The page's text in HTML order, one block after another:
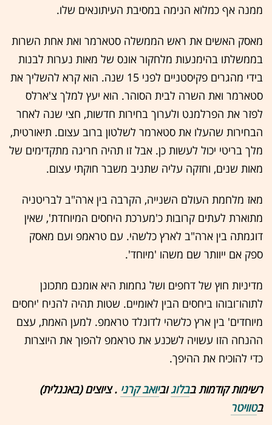
ממנה אף כמלוא הנימה במסיבת העיתונאים שלו.
מאסק האשים את ראש הממשלה סטארמר ואת אחת השרות
בממשלתו בהימנעות מלחקור אונס של מאות נערות לבנות
בידי מהגרים פקיסטניים לפני 15 שנה. הוא קרא להשליך את
סטארמר ואת השרה לבית הסוהר. הוא יעץ למלך צ'ארלס
לפזר את הפרלמנט ולערוך בחירות חדשות, חצי שנה לאחר
הבחירות שהעלו את סטארמר לשלטון ברוב עצום. תיאורטית,
מלך בריטי יכול לעשות כן. אבל זו תהיה חריגה מתקדימים של
מאות שנים, וחזקה עליה שתניב משבר חוקתי עצום.
מאז מלחמת העולם השנייה, הקרבה בין ארה"ב לבריטניה
מתוארת לעתים קרובות כ'מערכת היחסים המיוחדת', שאין
דוגמתה בין ארה"ב לארץ כלשהי. עם טראמפ ועם מאסק
ספק אם ייוותר שם משהו 'מיוחד'.
מדיניות חוץ של דחפים ושל גחמות היא אומנם מתכונן
לתוהו־ובוהו ביחסים הבין לאומיים. שטות תהיה להניח 'יחסים
מיוחדים' בין ארץ כלשהי לדונלד טראמפ. למען האמת, עצם
ההנחה הזו עשויה לשכנע את טראמפ להפוך את היוצרות
כדי להוכיח את ההיפך.
רשימות קודמות בבלוג וביואב קרני . ציוצים (באנגלית)
בטוויטר